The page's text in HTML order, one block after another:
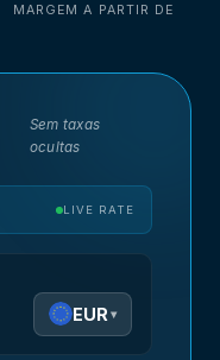
MARGEM A PARTIR DE
Sem taxas
ocultas
LIVE RATE
EUR ▾